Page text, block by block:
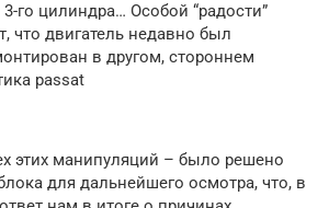
3-го цилиндра… Особой “радости”
что двигатель недавно был
в другом, стороннем
passat
этих манипуляций – было решено
для дальнейшего осмотра, что, в